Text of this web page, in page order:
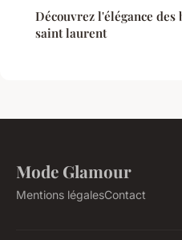
Découvrez l'élégance
saint laurent
Mode Glamour
Mentions légalesContact